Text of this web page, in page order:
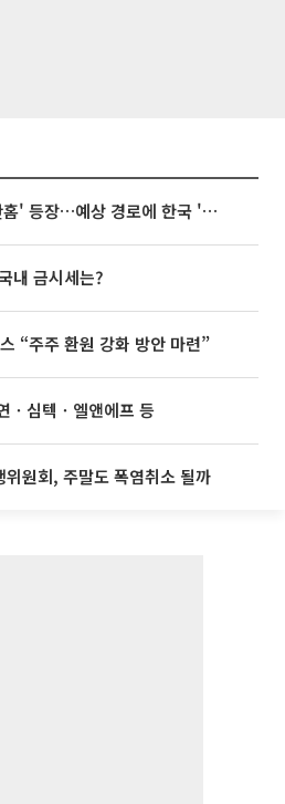
태풍 '돌핀' 이어 '찬홈' 등장…예상 경로에 한국 '한숨'
내 금시세는?
“주주 환원 강화 방안 마련”
ㆍ심텍ㆍ엘앤에프 등
원회, 주말도 폭염취소 될까